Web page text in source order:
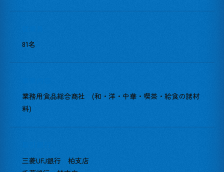
81名
業務用食品総合商社 (和・洋・中華・喫茶・給食の諸材
料)
三菱UFJ銀行 柏支店